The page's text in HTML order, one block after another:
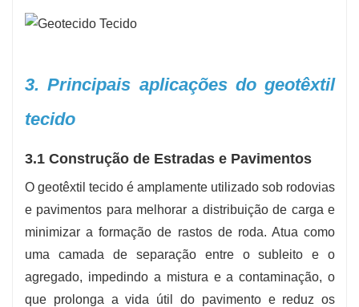
3. Principais aplicações do geotêxtil
tecido
3.1 Construção de Estradas e Pavimentos
O geotêxtil tecido é amplamente utilizado sob rodovias
e pavimentos para melhorar a distribuição de carga e
minimizar a formação de rastos de roda. Atua como
uma camada de separação entre o subleito e o
agregado, impedindo a mistura e a contaminação, o
que prolonga a vida útil do pavimento e reduz os